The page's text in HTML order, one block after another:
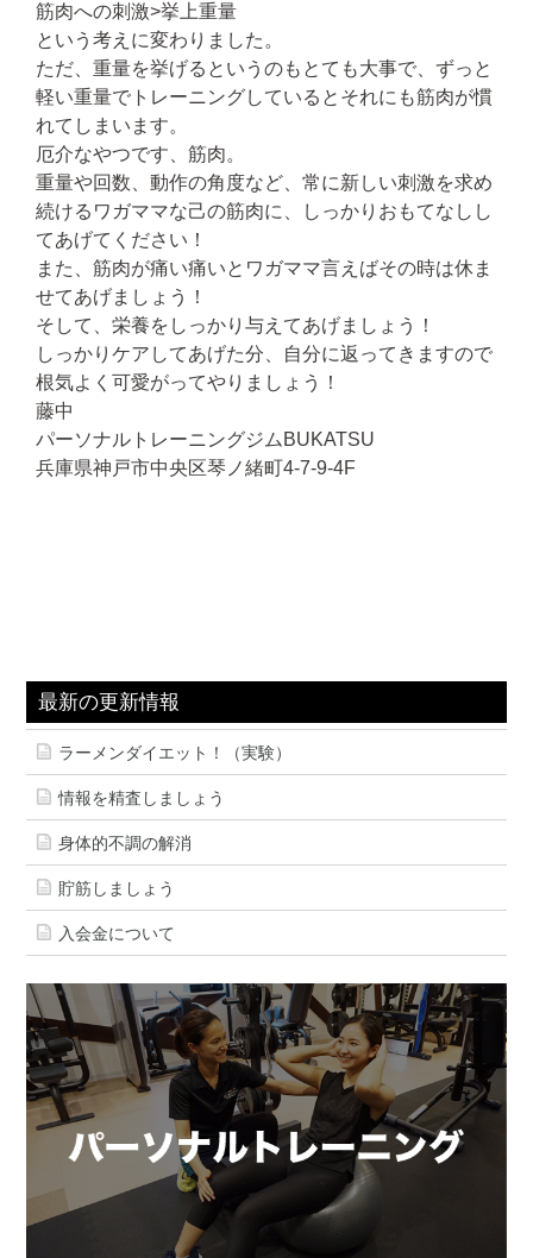
筋肉への刺激>挙上重量
という考えに変わりました。
ただ、重量を挙げるというのもとても大事で、ずっと
軽い重量でトレーニングしているとそれにも筋肉が慣
れてしまいます。
厄介なやつです、筋肉。
重量や回数、動作の角度など、常に新しい刺激を求め
続けるワガママな己の筋肉に、しっかりおもてなしし
てあげてください！
また、筋肉が痛い痛いとワガママ言えばその時は休ま
せてあげましょう！
そして、栄養をしっかり与えてあげましょう！
しっかりケアしてあげた分、自分に返ってきますので
根気よく可愛がってやりましょう！
藤中
パーソナルトレーニングジムBUKATSU
兵庫県神戸市中央区琴ノ緒町4-7-9-4F
最新の更新情報
ラーメンダイエット！（実験）
情報を精査しましょう
身体的不調の解消
貯筋しましょう
入会金について